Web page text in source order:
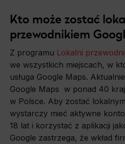
Kto może zostać
przewodnikiem
Z programu Lokalni
we wszystkich miejscach, w
usługa Google Maps.
Google Maps w ponad 40
w Polsce. Aby zostać
wystarczy mieć aktywne
18 lat i korzystać z aplikacji
Google zastrzega, że wkład